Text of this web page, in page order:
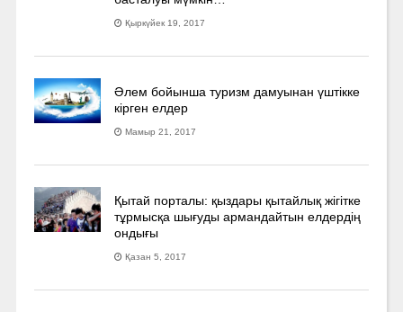
Қыркүйек 19, 2017
Әлем бойынша туризм дамуынан үштікке
кірген елдер
Мамыр 21, 2017
Қытай порталы: қыздары қытайлық жігітке
тұрмысқа шығуды армандайтын елдердің
ондығы
Қазан 5, 2017